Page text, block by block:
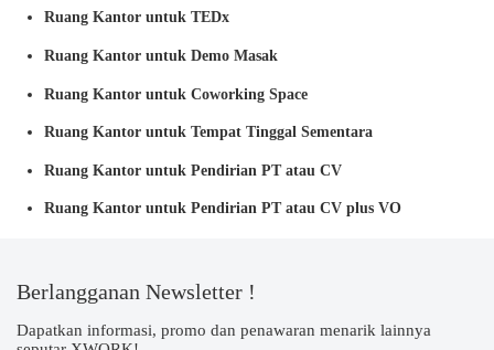
Ruang Kantor untuk TEDx
Ruang Kantor untuk Demo Masak
Ruang Kantor untuk Coworking Space
Ruang Kantor untuk Tempat Tinggal Sementara
Ruang Kantor untuk Pendirian PT atau CV
Ruang Kantor untuk Pendirian PT atau CV plus VO
Berlangganan Newsletter !
Dapatkan informasi, promo dan penawaran menarik lainnya